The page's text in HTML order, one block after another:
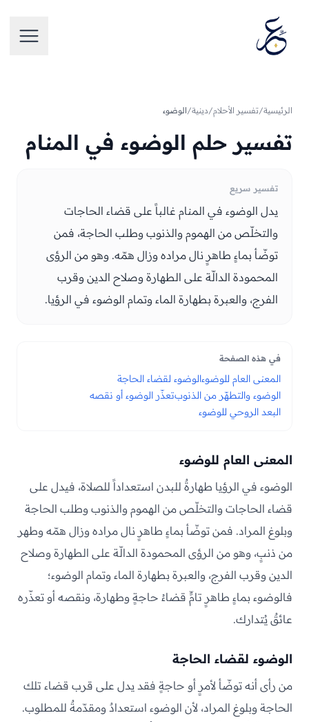
فتح
الرئيسية/تفسير الأحلام/دينية/الوضوء
تفسير حلم الوضوء في المنام
تفسير سريع
يدل الوضوء في المنام غالباً على قضاء الحاجات
والتخلّص من الهموم والذنوب وطلب الحاجة، فمن
توضّأ بماءٍ طاهرٍ نال مراده وزال همّه. وهو من الرؤى
المحمودة الدالّة على الطهارة وصلاح الدين وقرب
الفرج، والعبرة بطهارة الماء وتمام الوضوء في الرؤيا.
في هذه الصفحة
المعنى العام للوضوءالوضوء لقضاء الحاجة
الوضوء والتطهّر من الذنوبتعذّر الوضوء أو نقصه
البعد الروحي للوضوء
المعنى العام للوضوء
الوضوء في الرؤيا طهارةٌ للبدن استعداداً للصلاة، فيدل على
قضاء الحاجات والتخلّص من الهموم والذنوب وطلب الحاجة
وبلوغ المراد. فمن توضّأ بماءٍ طاهرٍ نال مراده وزال همّه وطهر
من ذنبٍ، وهو من الرؤى المحمودة الدالّة على الطهارة وصلاح
الدين وقرب الفرج، والعبرة بطهارة الماء وتمام الوضوء؛
فالوضوء بماءٍ طاهرٍ تامٍّ قضاءُ حاجةٍ وطهارة، ونقصه أو تعذّره
عائقٌ يُتدارك.
الوضوء لقضاء الحاجة
من رأى أنه توضّأ لأمرٍ أو حاجةٍ فقد يدل على قرب قضاء تلك
الحاجة وبلوغ المراد، لأن الوضوء استعدادٌ ومقدّمةٌ للمطلوب.